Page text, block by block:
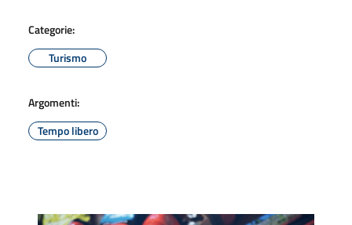
Categorie:
Turismo
Argomenti:
Tempo libero